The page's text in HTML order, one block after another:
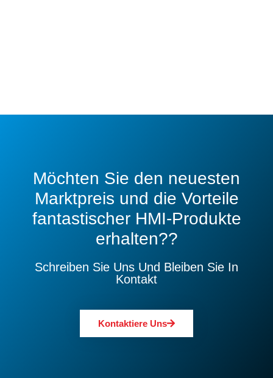
Möchten Sie den neuesten
Marktpreis und die Vorteile
fantastischer HMI-Produkte
erhalten??
Schreiben Sie Uns Und Bleiben Sie In
Kontakt
Kontaktiere Uns